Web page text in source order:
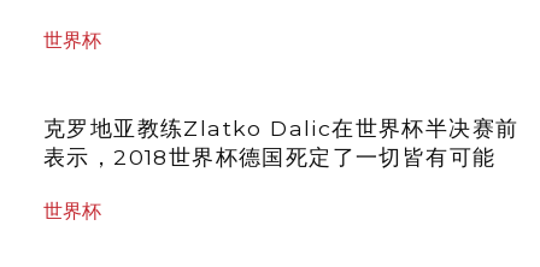
世界杯
克罗地亚教练Zlatko Dalic在世界杯半决赛前
表示，2018世界杯德国死定了一切皆有可能
世界杯